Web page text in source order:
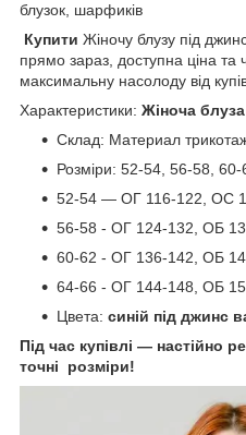
блузок, шарфиків
Купити Жіночу блузу під
прямо зараз, доступна ціна та
максимальну насолоду від
Характеристики: Жіноча
Склад: Материал
Розміри: 52-54, 56-58,
52-54 — ОГ 116-122, ОС
56-58 - ОГ 124-132, ОБ
60-62 - ОГ 136-142, ОБ
64-66 - ОГ 144-148, ОБ
Цвета: синій під джинс
Під час купівлі — настійно
точні розміри!